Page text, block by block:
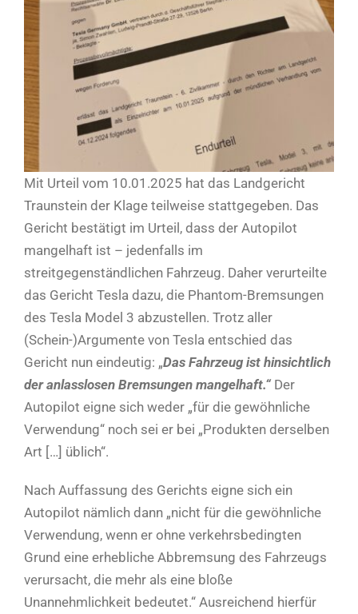
Mit Urteil vom 10.01.2025 hat das Landgericht
Traunstein der Klage teilweise stattgegeben. Das
Gericht bestätigt im Urteil, dass der Autopilot
mangelhaft ist – jedenfalls im
streitgegenständlichen Fahrzeug. Daher verurteilte
das Gericht Tesla dazu, die Phantom-Bremsungen
des Tesla Model 3 abzustellen. Trotz aller
(Schein-)Argumente von Tesla entschied das
Gericht nun eindeutig: „Das Fahrzeug ist hinsichtlich
der anlasslosen Bremsungen mangelhaft.“ Der
Autopilot eigne sich weder „für die gewöhnliche
Verwendung“ noch sei er bei „Produkten derselben
Art […] üblich“.
Nach Auffassung des Gerichts eigne sich ein
Autopilot nämlich dann „nicht für die gewöhnliche
Verwendung, wenn er ohne verkehrsbedingten
Grund eine erhebliche Abbremsung des Fahrzeugs
verursacht, die mehr als eine bloße
Unannehmlichkeit bedeutet.“ Ausreichend hierfür